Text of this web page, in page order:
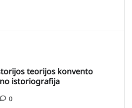
teorijos konvento
istoriografija
0